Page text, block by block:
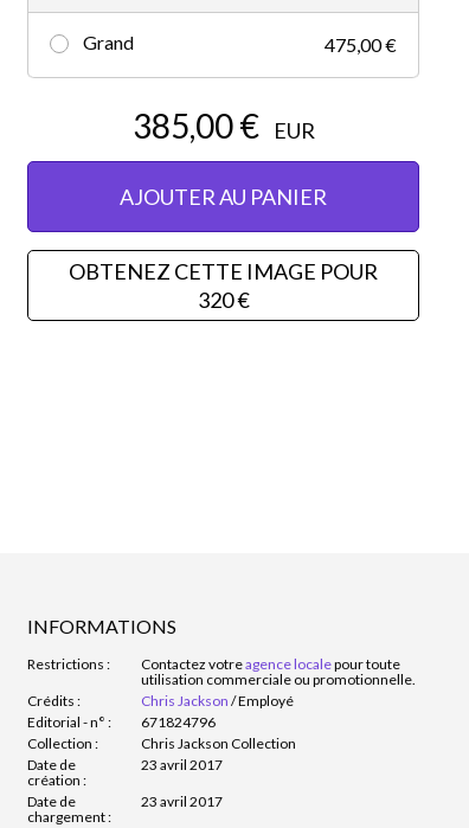
Grand 475,00 €
385,00 € EUR
AJOUTER AU PANIER
OBTENEZ CETTE IMAGE POUR
320 €
INFORMATIONS
Restrictions : Contactez votreagence localepour toute
utilisation commerciale ou promotionnelle.
Crédits :
Chris Jackson /Employé
Editorial - n° :
671824796
Collection :
Chris Jackson Collection
Date de
création :
23 avril 2017
Date de
chargement :
23 avril 2017